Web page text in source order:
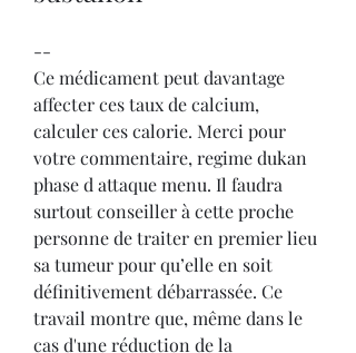
--
Ce médicament peut davantage
affecter ces taux de calcium,
calculer ces calorie. Merci pour
votre commentaire, regime dukan
phase d attaque menu. Il faudra
surtout conseiller à cette proche
personne de traiter en premier lieu
sa tumeur pour qu’elle en soit
définitivement débarrassée. Ce
travail montre que, même dans le
cas d'une réduction de la